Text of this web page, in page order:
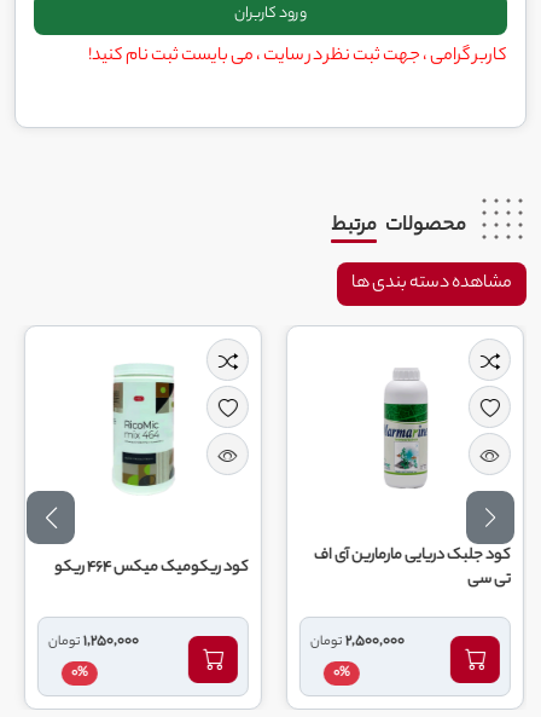
کاربر گرامی ، جهت ثبت نظر در سایت ، می بایست ثبت نام کنید!
محصولات مرتبط
مشاهده دسته بندی ها
مارمارین آی اف
2,500,000
تومان
کود ریکومیک میکس 464 ریکو
1,250,000
تومان
کود 10 52 10 گهر زای یزد